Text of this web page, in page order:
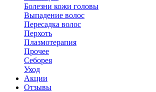
Болезни кожи головы
Выпадение волос
Пересадка волос
Перхоть
Плазмотерапия
Прочее
Себорея
Уход
Акции
Отзывы